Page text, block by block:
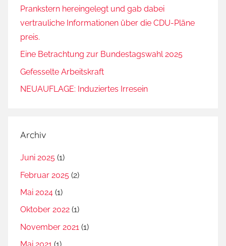
Prankstern hereingelegt und gab dabei
vertrauliche Informationen über die CDU-Pläne
preis.
Eine Betrachtung zur Bundestagswahl 2025
Gefesselte Arbeitskraft
NEUAUFLAGE: Induziertes Irresein
Archiv
Juni 2025 (1)
Februar 2025 (2)
Mai 2024 (1)
Oktober 2022 (1)
November 2021 (1)